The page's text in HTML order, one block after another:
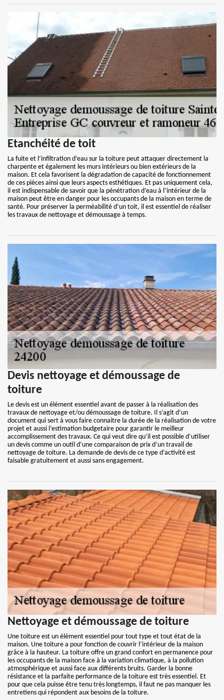
Etanchéité de toit
La fuite et l’infiltration d’eau sur la toiture peut attaquer directement la
charpente et également les murs intérieurs ou bien extérieurs de la
maison. Et cela favorisent la dégradation de capacité de fonctionnement
de ces pièces ainsi que leurs aspects esthétiques. Et pas uniquement cela,
il est indispensable de savoir que la pénétration d’eau à l’intérieur de la
maison peut être en danger pour les occupants de la maison en terme de
santé. Pour préserver la perméabilité d’un toit, il est essentiel de réaliser
les travaux de nettoyage et démoussage à temps.
Devis nettoyage et démoussage de
toiture
Le devis est un élément essentiel avant de passer à la réalisation des
travaux de nettoyage et/ou démoussage de toiture. Il s’agit d’un
document qui sert à vous faire connaitre la durée de la réalisation de votre
projet et aussi l’estimation budgetaire pour garantir le meilleur
accomplissement des travaux. Ce qui veut dire qu’il est possible d’utiliser
un devis comme un outil d’une comparaison de prix d’un travail de
nettoyage de toiture. La demande de devis de ce type d’activité est
faisable gratuitement et aussi sans engagement.
Nettoyage et démoussage de toiture
Une toiture est un élément essentiel pour tout type et tout état de la
maison. Une toiture a pour fonction de couvrir l’intérieur de la maison
grâce à la hauteur. La toiture offre un grand confort en permanence pour
les occupants de la maison face à la variation climatique, à la pollution
atmosphérique et aussi face aux différents bruits. Garder la bonne
résistance et la parfaite performance de la toiture est très essentiel. Et
pour que cela puisse être tenu très longtemps, il faut ne pas manquer les
entretiens qui répondent aux besoins de la toiture.